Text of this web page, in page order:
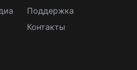
Поддержка
Контакты